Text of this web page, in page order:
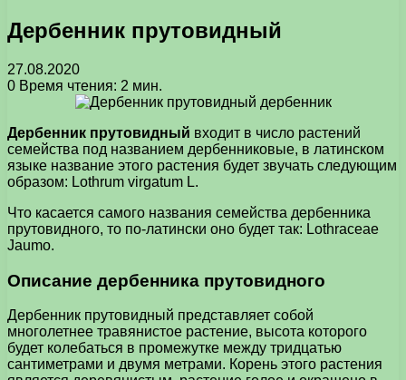
Дербенник прутовидный
27.08.2020
0 Время чтения: 2 мин.
Дербенник прутовидный входит в число растений
семейства под названием дербенниковые, в латинском
языке название этого растения будет звучать следующим
образом: Lothrum virgatum L.
Что касается самого названия семейства дербенника
прутовидного, то по-латински оно будет так: Lothraceae
Jaumo.
Описание дербенника прутовидного
Дербенник прутовидный представляет собой
многолетнее травянистое растение, высота которого
будет колебаться в промежутке между тридцатью
сантиметрами и двумя метрами. Корень этого растения